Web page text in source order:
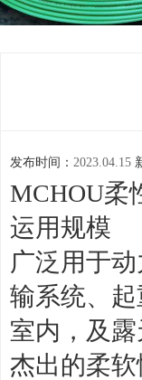
发布时间： 2023.04.15
MCHOU柔
运用规模
广泛用于
输系统、
室内，及
杰出的柔